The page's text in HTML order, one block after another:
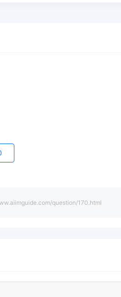
question/170.html